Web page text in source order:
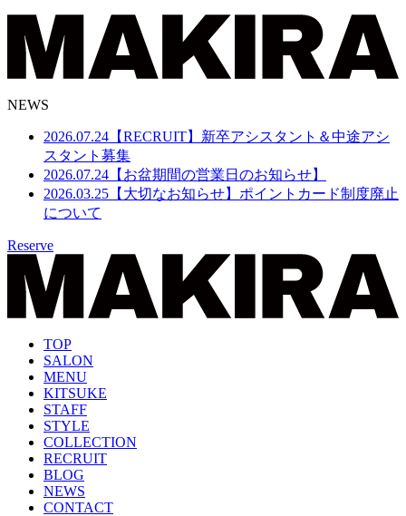
NEWS
2026.07.24 【RECRUIT】新卒アシスタント＆中途アシ
スタント募集
2026.07.24 【お盆期間の営業日のお知らせ】
2026.03.25 【大切なお知らせ】ポイントカード制度廃止
について
Reserve
TOP
SALON
MENU
KITSUKE
STAFF
STYLE
COLLECTION
RECRUIT
BLOG
NEWS
CONTACT